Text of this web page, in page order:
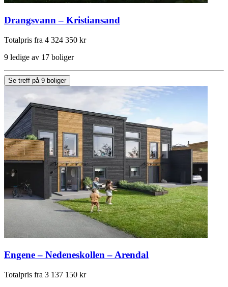
Drangsvann – Kristiansand
Totalpris fra 4 324 350 kr
9 ledige av 17 boliger
Se treff på 9 boliger
Engene – Nedeneskollen – Arendal
Totalpris fra 3 137 150 kr